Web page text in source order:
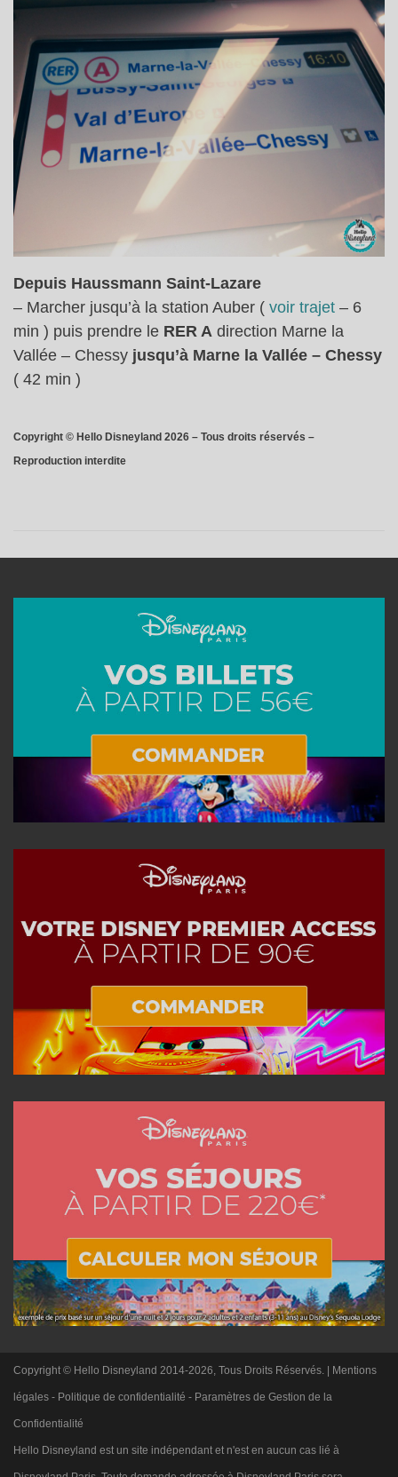
Depuis Haussmann Saint-Lazare
– Marcher jusqu’à la station Auber ( voir trajet – 6
min ) puis prendre le RER A direction Marne la
Vallée – Chessy jusqu’à Marne la Vallée – Chessy
( 42 min )
Copyright © Hello Disneyland 2026 – Tous droits réservés –
Reproduction interdite
Copyright © Hello Disneyland 2014-2026, Tous Droits Réservés. | Mentions
légales - Politique de confidentialité - Paramètres de Gestion de la
Confidentialité
Hello Disneyland est un site indépendant et n'est en aucun cas lié à